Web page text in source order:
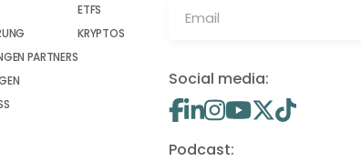
PARTNERS
ETFS
KRYPTOS
Social media:
Podcast: